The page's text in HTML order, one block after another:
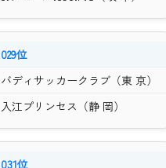
029位
バディサッカークラブ（東 京）
入江プリンセス（静 岡）
031位